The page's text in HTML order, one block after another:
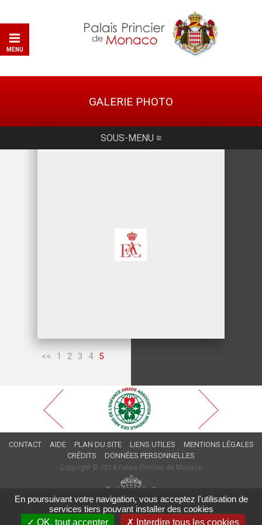
MENU
GALERIE PHOTO
<< 1 2 3 4 5
SOUS-MENU ≡
CONTACT AIDE PLAN DU SITE LIENS UTILES
MENTIONS LÉGALES
CRÉDITS
DONNÉES PERSONNELLES
Copyright © 2014 Palais Princier de Monaco
En poursuivant votre navigation, vous acceptez l'utilisation de
services tiers pouvant installer des cookies
✓ OK, tout accepter
✗ Interdire tous les cookies